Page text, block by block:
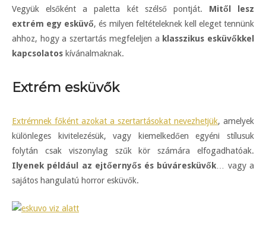
Vegyük elsőként a paletta két szélső pontját. Mitől lesz
extrém egy esküvő, és milyen feltételeknek kell eleget tennünk
ahhoz, hogy a szertartás megfeleljen a klasszikus esküvőkkel
kapcsolatos kívánalmaknak.
Extrém esküvők
Extrémnek főként azokat a szertartásokat nevezhetjük, amelyek
különleges kivitelezésük, vagy kiemelkedően egyéni stílusuk
folytán csak viszonylag szűk kör számára elfogadhatóak.
Ilyenek például az ejtőernyős és búváresküvők… vagy a
sajátos hangulatú horror esküvők.